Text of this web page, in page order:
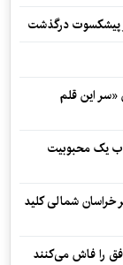
پیشکسوت درگذشت
«سر این قلم
یک محبوبیت
خراسان شمالی کلید
را فاش می‌کنند